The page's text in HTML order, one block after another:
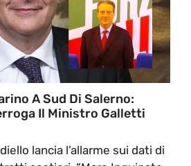
A Sud Di Salerno:
Il Ministro Galletti
lancia l’allarme sui dati di